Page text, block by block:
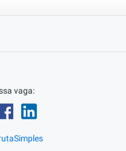
dos clientes.
no atendimento,
vaga: